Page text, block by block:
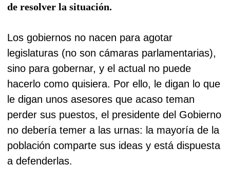
de resolver la situación.
Los gobiernos no nacen para agotar
legislaturas (no son cámaras parlamentarias),
sino para gobernar, y el actual no puede
hacerlo como quisiera. Por ello, le digan lo que
le digan unos asesores que acaso teman
perder sus puestos, el presidente del Gobierno
no debería temer a las urnas: la mayoría de la
población comparte sus ideas y está dispuesta
a defenderlas.